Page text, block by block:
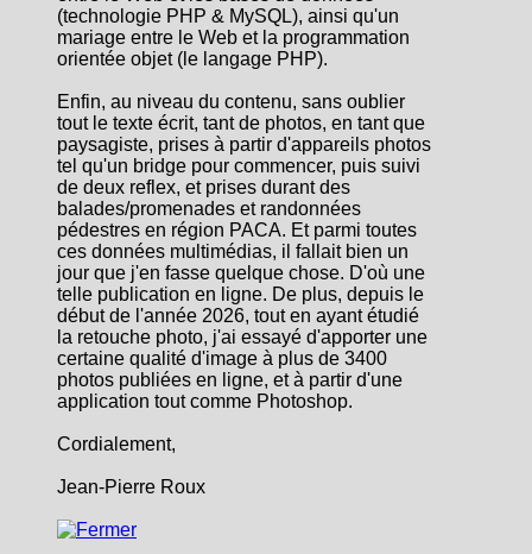
(technologie PHP & MySQL), ainsi qu'un
mariage entre le Web et la programmation
orientée objet (le langage PHP).
Enfin, au niveau du contenu, sans oublier
tout le texte écrit, tant de photos, en tant que
paysagiste, prises à partir d'appareils photos
tel qu'un bridge pour commencer, puis suivi
de deux reflex, et prises durant des
balades/promenades et randonnées
pédestres en région PACA. Et parmi toutes
ces données multimédias, il fallait bien un
jour que j'en fasse quelque chose. D'où une
telle publication en ligne. De plus, depuis le
début de l'année 2026, tout en ayant étudié
la retouche photo, j'ai essayé d'apporter une
certaine qualité d'image à plus de 3400
photos publiées en ligne, et à partir d'une
application tout comme Photoshop.
Cordialement,
Jean-Pierre Roux